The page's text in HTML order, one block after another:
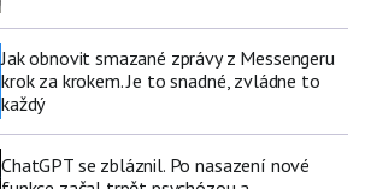
Jak obnovit smazané zprávy z Messengeru
krok za krokem. Je to snadné, zvládne to
každý
ChatGPT se zbláznil. Po nasazení nové